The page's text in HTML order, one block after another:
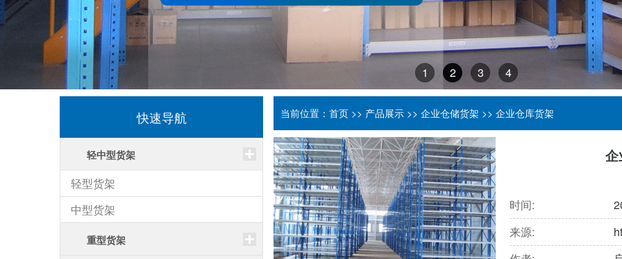
1 2 3 4
快速导航
轻中型货架
轻型货架
中型货架
重型货架
当前位置： 首页 >> 产品展示 >> 企业仓储货架 >> 企业仓库货架
时间:
来源: